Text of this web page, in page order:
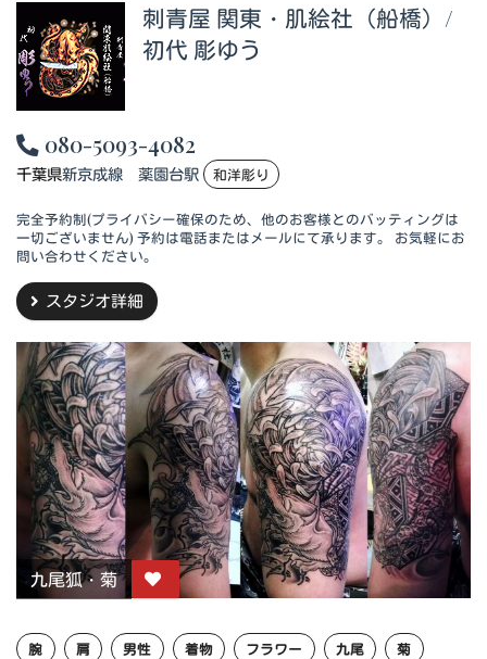
刺青屋 関東・肌絵社（船橋）/
初代 彫ゆう
080-5093-4082
千葉県新京成線 薬園台駅 和洋彫り
完全予約制(プライバシー確保のため、他のお客様とのバッティングは
一切ございません) 予約は電話またはメールにて承ります。 お気軽にお
問い合わせください。
スタジオ詳細
九尾狐・菊
腕 肩 男性 着物 フラワー 九尾
菊